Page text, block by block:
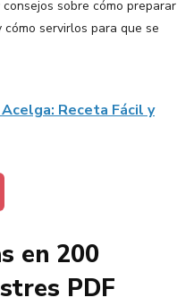
sobre cómo preparar
servirlos para que se
Receta Fácil y
en 200
PDF